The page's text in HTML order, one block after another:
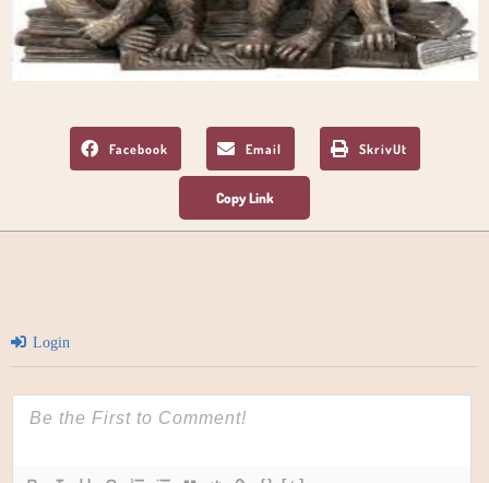
Facebook Email SkrivUt
Login